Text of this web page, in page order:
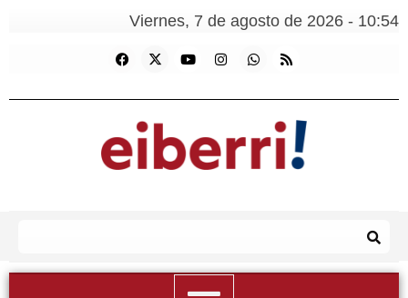
Viernes, 7 de agosto de 2026 - 10:54